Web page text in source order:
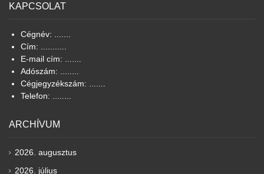
KAPCSOLAT
Cégnév: .......
Cím: ...........
E-mail cím: .......
Adószám: ........
Cégjegyzékszám: .......
Telefon: ........
ARCHÍVUM
2026. augusztus
2026. július